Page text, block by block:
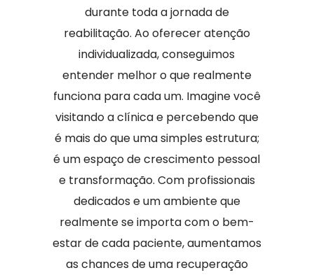
durante toda a jornada de
reabilitação. Ao oferecer atenção
individualizada, conseguimos
entender melhor o que realmente
funciona para cada um. Imagine você
visitando a clínica e percebendo que
é mais do que uma simples estrutura;
é um espaço de crescimento pessoal
e transformação. Com profissionais
dedicados e um ambiente que
realmente se importa com o bem-
estar de cada paciente, aumentamos
as chances de uma recuperação